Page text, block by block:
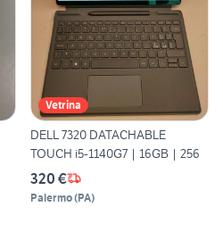
Vetrina
DELL 7320 DATACHABLE
TOUCH i5-1140G7 | 16GB | 256
320 €
Palermo(PA)